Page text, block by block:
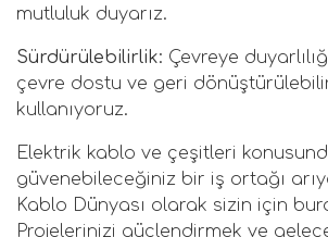
mutluluk duyarız.
Sürdürülebilirlik: Çevreye
çevre dostu ve geri
kullanıyoruz.
Elektrik kablo ve çeşitleri
güvenebileceğiniz bir iş ortağı
Kablo Dünyası olarak sizin için
Projelerinizi güçlendirmek ve